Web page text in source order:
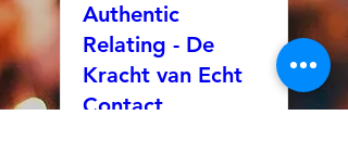
Authentic
Relating - De
Kracht van Echt
Contact